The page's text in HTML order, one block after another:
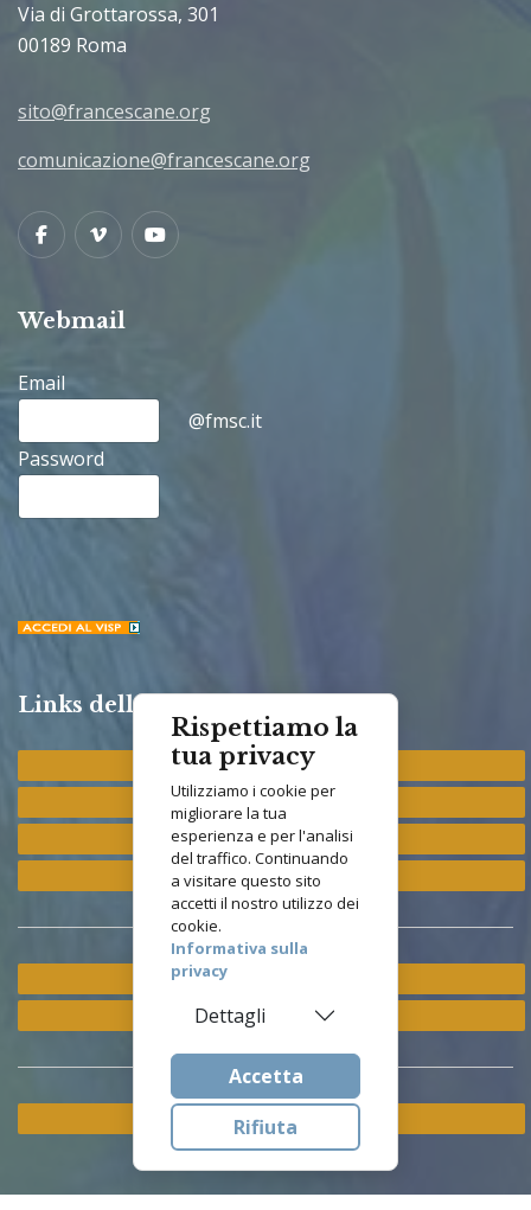
Rispettiamo la
tua privacy
Utilizziamo i cookie per
migliorare la tua
esperienza e per l'analisi
del traffico. Continuando
a visitare questo sito
accetti il nostro utilizzo dei
cookie.
Informativa sulla
privacy
Dettagli
Accetta
Rifiuta
Via di Grottarossa, 301
00189 Roma
sito@francescane.org
comunicazione@francescane.org
FacebookVimeoYoutube
Webmail
Email
@fmsc.it
Password
Links della Congregazione
Provincia "St. Francis"
Provincia "M. Immacolata"
Provincia "S. Antonio"
Provincia "S. Elisabetta"
Ramo ETS
Istituto Asisium
Cookie & Privacy Policy